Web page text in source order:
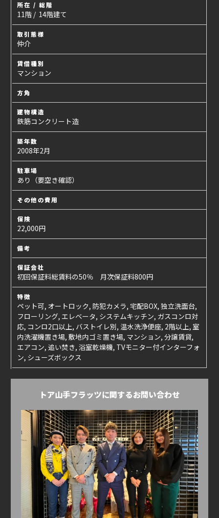
所在 / 総階
11階 / 14階建て
取引態様
仲介
賃借種別
マンション
方角
建物構造
鉄筋コンクリート造
築年数
2008年2月
駐車場
あり（要空き確認）
その他の費用
保険
22,000円
備考
保証会社
初回保証料総賃料の50％ 月次保証料800円
特徴
ペット可, オートロック, 防犯カメラ, 宅配BOX, 独立洗面台,
フローリング, エレベータ, システムキッチン, ガスコンロ対
応, コンロ2口以上, バストイレ別, 温水洗浄便座, 2階以上, 室
内洗濯機置き場, 敷地内ゴミ置き場, マンション, 分譲賃貸,
エアコン, 追い焚き, 浴室乾燥機, TVモニター付インターフォ
ン, シューズボックス
トア山手フラッツに関するお問い合わせ